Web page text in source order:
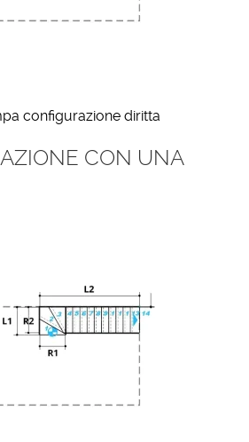
configurazione diritta
CON UNA